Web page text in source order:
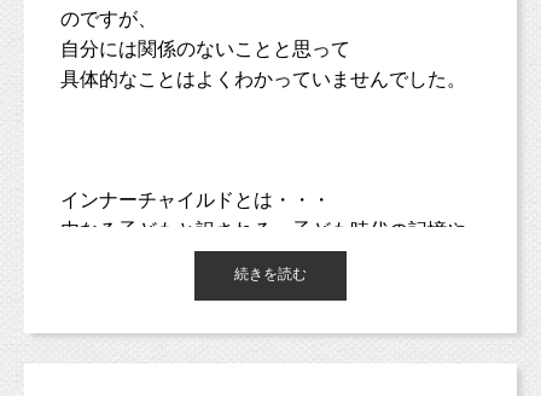
のですが、
自分には関係のないことと思って
具体的なことはよくわかっていませんでした。
インナーチャイルドとは・・・
内なる子どもと訳される。子ども時代の記憶や
続きを読む